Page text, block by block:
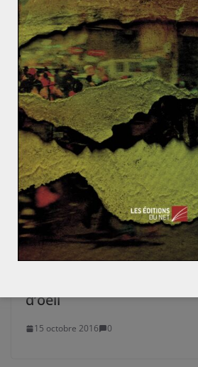
Fin prononcée, mais pas pour
fordisme persiste encore
tels que Coutrot évoquent même
modèle à travers l’expression du
concept garant d’idées
autonomie ouvrière confortée. La
l’hôtellerie peuvent ainsi être cités
cette étude. Le fordisme n’est donc
Eurobonds : la solution miracle
Thaïlande : un changement
d’oeil
15 octobre 2016 0